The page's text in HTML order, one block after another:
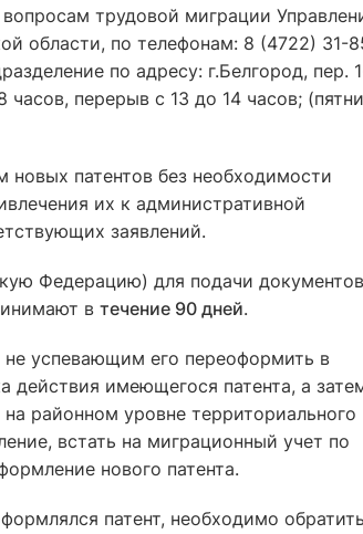
трудовой миграции
области, по телефонам: 8 (4722) 31-
по адресу: г.Белгород, пер.
перерыв с 13 до 14 часов;
новых патентов без необходимости
их к административной
заявлений.
Федерацию) для подачи
в течение 90 дней.
успевающим его переоформить в
действия имеющегося патента, а
районном уровне территориального
встать на миграционный учет по
нового патента.
патент, необходимо